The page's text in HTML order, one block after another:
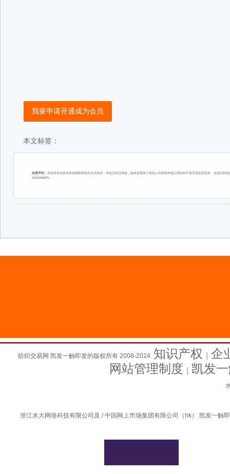
我要申请开通成为会员
本文标签：
免责声明： 本站所有信息均来自网络和相关会员发布，本站已经过审核，如有发现第三者他人利用各种借口理由和不择手段恶意发布、涉及到
15313206870。
纺织交易网 凯发一触即发的版权所有 2008-2024 知识产权
企
网站管理制度
凯发
浙江水大网络科技有限公司及 / 中国网上市场集团有限公司（hk） 凯发一触